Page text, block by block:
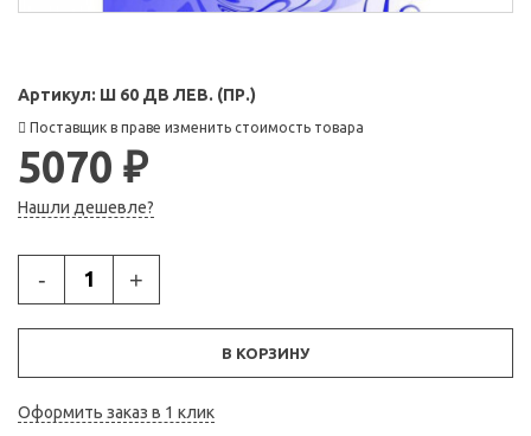
Артикул: Ш 60 ДВ ЛЕВ. (ПР.)
Поставщик в праве изменить стоимость товара
5070 ₽
Нашли дешевле?
- +
В КОРЗИНУ
Оформить заказ в 1 клик